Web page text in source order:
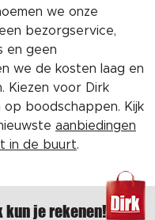
we onze
bezorgservice,
en geen
we de kosten laag en
Kiezen voor Dirk
boodschappen. Kijk
aanbiedingen
in de buurt.
kun je rekenen!